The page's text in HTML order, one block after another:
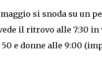
si snoda su un
il ritrovo alle 7:30
e donne alle 9:00